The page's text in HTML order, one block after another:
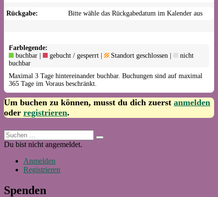
Rückgabe: Bitte wähle das Rückgabedatum im Kalender aus
Farblegende:
buchbar |
gebucht / gesperrt | Standort geschlossen |
nicht
buchbar
Maximal 3 Tage hintereinander buchbar. Buchungen sind auf maximal
365 Tage im Voraus beschränkt.
Um buchen zu können, musst du dich zuerst anmelden
oder registrieren.
Suchen
nach:
Suchen
Du bist nicht angemeldet.
Anmelden
Registrieren
Spenden